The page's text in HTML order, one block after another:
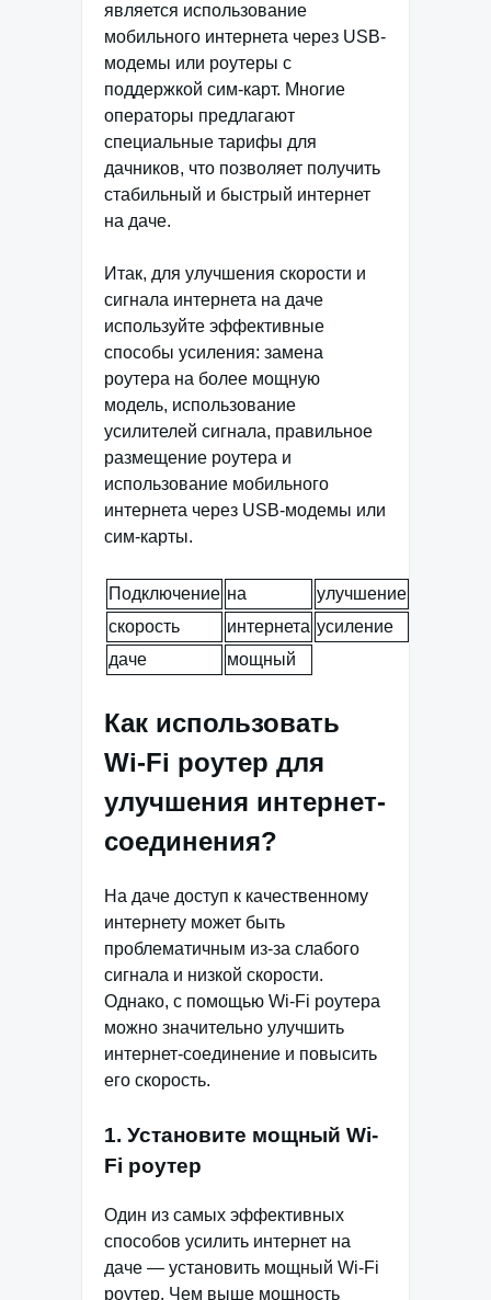
является использование
мобильного интернета через USB-
модемы или роутеры с
поддержкой сим-карт. Многие
операторы предлагают
специальные тарифы для
дачников, что позволяет получить
стабильный и быстрый интернет
на даче.
Итак, для улучшения скорости и
сигнала интернета на даче
используйте эффективные
способы усиления: замена
роутера на более мощную
модель, использование
усилителей сигнала, правильное
размещение роутера и
использование мобильного
интернета через USB-модемы или
сим-карты.
Подключение на
улучшение
скорость
интернета усиление
даче
мощный
Как использовать
Wi-Fi роутер для
улучшения интернет-
соединения?
На даче доступ к качественному
интернету может быть
проблематичным из-за слабого
сигнала и низкой скорости.
Однако, с помощью Wi-Fi роутера
можно значительно улучшить
интернет-соединение и повысить
его скорость.
1. Установите мощный Wi-
Fi роутер
Один из самых эффективных
способов усилить интернет на
даче — установить мощный Wi-Fi
роутер. Чем выше мощность